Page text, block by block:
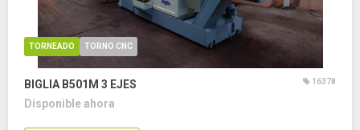
TORNEADO TORNO CNC
BIGLIA B501M 3 EJES 16378
Disponible ahora